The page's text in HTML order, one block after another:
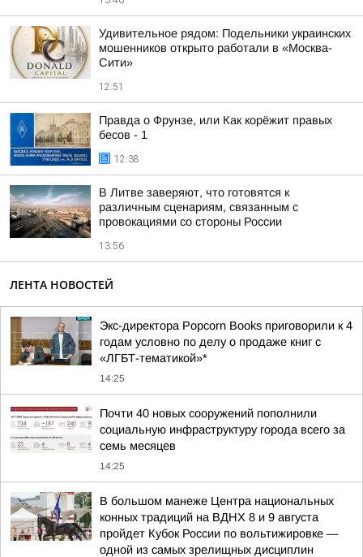
Удивительное рядом: Подельники украинских
мошенников открыто работали в «Москва-
Сити»
12:51
Правда о Фрунзе, или Как корёжит правых
бесов - 1
12:38
В Литве заверяют, что готовятся к
различным сценариям, связанным с
провокациями со стороны России
13:56
ЛЕНТА НОВОСТЕЙ
Экс-директора Popcorn Books приговорили к 4
годам условно по делу о продаже книг с
«ЛГБТ-тематикой»*
14:25
Почти 40 новых сооружений пополнили
социальную инфраструктуру города всего за
семь месяцев
14:25
В большом манеже Центра национальных
конных традиций на ВДНХ 8 и 9 августа
пройдет Кубок России по вольтижировке —
одной из самых зрелищных дисциплин